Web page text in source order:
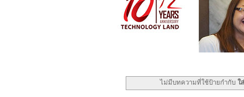
ไม่มีบทความที่ใช้ป้ายกำกับ ใ